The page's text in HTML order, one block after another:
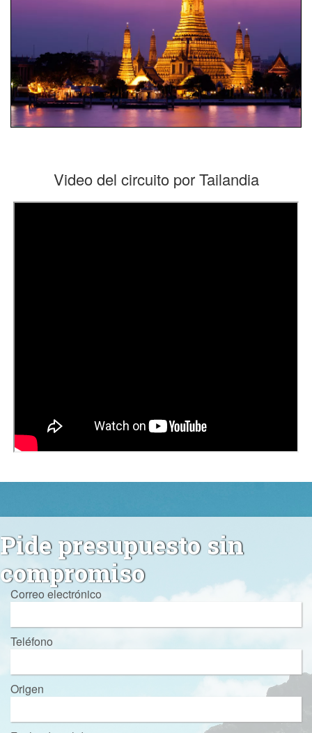
Video del circuito por Tailandia
Pide presupuesto sin
compromiso
Correo electrónico
Teléfono
Origen